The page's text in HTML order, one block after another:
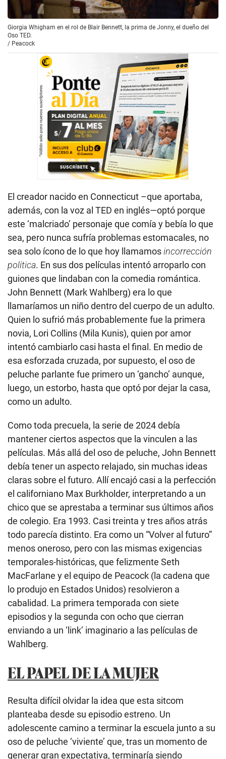
Giorgia Whigham en el rol de Blair Bennett, la prima de Jonny, el dueño del
Oso TED.
/ Peacock
El creador nacido en Connecticut –que aportaba,
además, con la voz al TED en inglés—optó porque
este ‘malcriado’ personaje que comía y bebía lo que
sea, pero nunca sufría problemas estomacales, no
sea solo ícono de lo que hoy llamamosincorrección
política. En sus dos películas intentó arroparlo con
guiones que lindaban con la comedia romántica.
John Bennett (Mark Wahlberg) era lo que
llamaríamos un niño dentro del cuerpo de un adulto.
Quien lo sufrió más probablemente fue la primera
novia, Lori Collins (Mila Kunis), quien por amor
intentó cambiarlo casi hasta el final. En medio de
esa esforzada cruzada, por supuesto, el oso de
peluche parlante fue primero un ‘gancho’ aunque,
luego, un estorbo, hasta que optó por dejar la casa,
como un adulto.
Como toda precuela, la serie de 2024 debía
mantener ciertos aspectos que la vinculen a las
películas. Más allá del oso de peluche, John Bennett
debía tener un aspecto relajado, sin muchas ideas
claras sobre el futuro. Allí encajó casi a la perfección
el californiano Max Burkholder, interpretando a un
chico que se aprestaba a terminar sus últimos años
de colegio. Era 1993. Casi treinta y tres años atrás
todo parecía distinto. Era como un “Volver al futuro”
menos oneroso, pero con las mismas exigencias
temporales-históricas, que felizmente Seth
MacFarlane y el equipo de Peacock (la cadena que
lo produjo en Estados Unidos) resolvieron a
cabalidad. La primera temporada con siete
episodios y la segunda con ocho que cierran
enviando a un ‘link’ imaginario a las películas de
Wahlberg.
EL PAPEL DE LA MUJER
Resulta difícil olvidar la idea que esta sitcom
planteaba desde su episodio estreno. Un
adolescente camino a terminar la escuela junto a su
oso de peluche ‘viviente’ que, tras un momento de
generar gran expectativa, terminaría siendo